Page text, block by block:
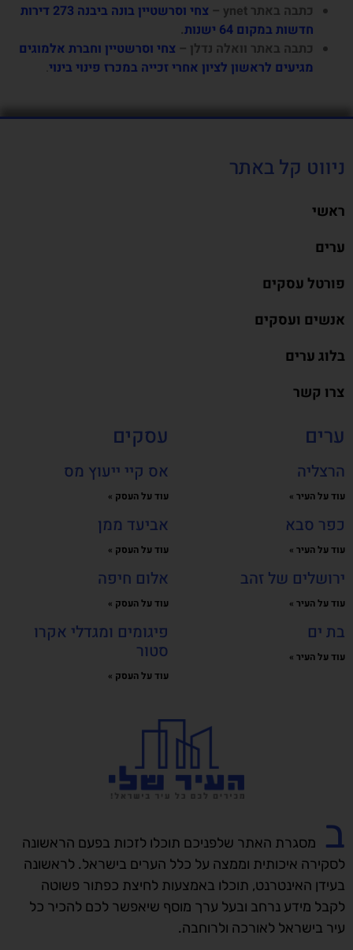
כתבה באתר ynet –
צחי וסרשטיין בונה ביבנה 273 דירות
חדשות במקום 64 ישנות
.
כתבה באתר וואלה נדלן – צחי וסרשטיין וחברת אלמוגים
מגיעים לראשון לציון אחרי זכייה במכרז פינוי בינוי
ניווט קל באתר
ראשי
ערים
פורטל עסקים
אנשים ועסקים
בלוג ערים
צרו קשר
ערים
הרצליה
עוד על העיר »
כפר סבא
עוד על העיר »
ירושלים של זהב
עוד על העיר »
בת ים
עוד על העיר »
עסקים
אס קיי ייעוץ מס
עוד על העסק »
אביעד ממן
עוד על העסק »
אלום חיפה
עוד על העסק »
פיגומים ומגדלי אקרו
סטור
עוד על העסק »
ב
מסגרת האתר שלפניכם תוכלו לזכות בפעם הראשונה
לסקירה איכותית וממצה על כלל הערים בישראל. לראשונה
בעידן האינטרנט, תוכלו באמצעות לחיצת כפתור פשוטה
לקבל מידע נרחב ובעל ערך מוסף שיאפשר לכם להכיר כל
עיר בישראל לאורכה ולרוחבה.